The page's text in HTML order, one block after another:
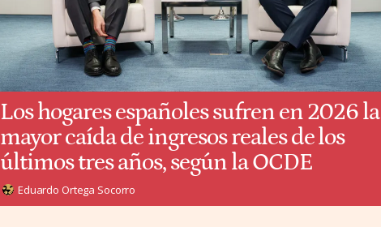
Los hogares españoles sufren en 2026 la
mayor caída de ingresos reales de los
últimos tres años, según la OCDE
Eduardo Ortega Socorro